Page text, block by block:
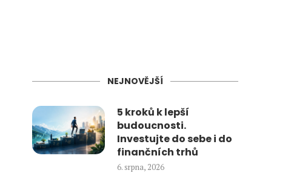
NEJNOVĚJŠÍ
5 kroků k lepší
budoucnosti.
Investujte do sebe i do
finančních trhů
6. srpna, 2026